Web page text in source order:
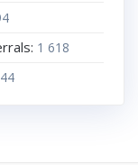
1 618
44